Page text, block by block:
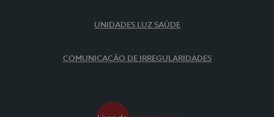
UNIDADES LUZ SAÚDE
COMUNICAÇÃO DE IRREGULARIDADES